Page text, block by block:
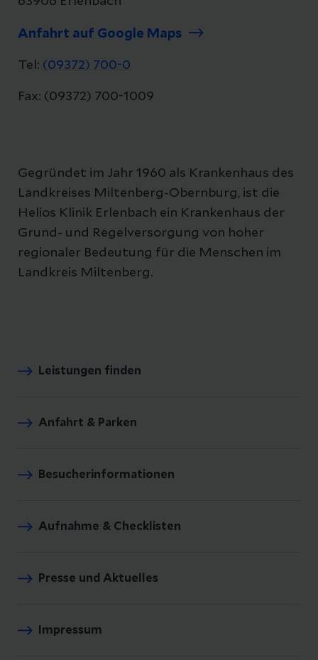
Anfahrt auf Google Maps
Tel: (09372) 700-0
Fax: (09372) 700-1009
Gegründet im Jahr 1960 als Krankenhaus des
Landkreises Miltenberg-Obernburg, ist die
Helios Klinik Erlenbach ein Krankenhaus der
Grund- und Regelversorgung von hoher
regionaler Bedeutung für die Menschen im
Landkreis Miltenberg.
Leistungen finden
Anfahrt & Parken
Besucherinformationen
Aufnahme & Checklisten
Presse und Aktuelles
Impressum